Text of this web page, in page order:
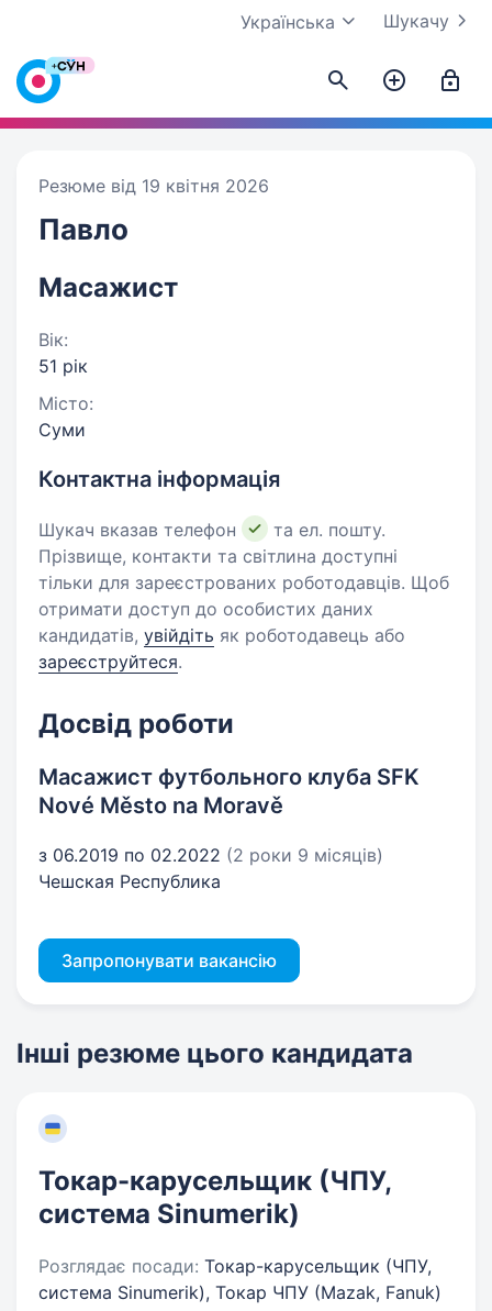
Шукачу
Українська
Резюме від 19 квітня 2026
Павло
Масажист
Вік:
51 рік
Місто:
Суми
Контактна інформація
Шукач вказав телефон
та ел. пошту.
Прізвище, контакти та світлина доступні
тільки для зареєстрованих роботодавців. Щоб
отримати доступ до особистих даних
кандидатів, увійдіть як роботодавець або
зареєструйтеся.
Досвід роботи
Масажист футбольного клуба SFK
Nové Město na Moravě
з 06.2019 по 02.2022 (2 роки 9 місяців)
Чешская Республика
Запропонувати вакансію
Інші резюме цього кандидата
Токар-карусельщик (ЧПУ,
система Sinumerik)
Розглядає посади: Токар-карусельщик (ЧПУ,
система Sinumerik), Токар ЧПУ (Mazak, Fanuk)